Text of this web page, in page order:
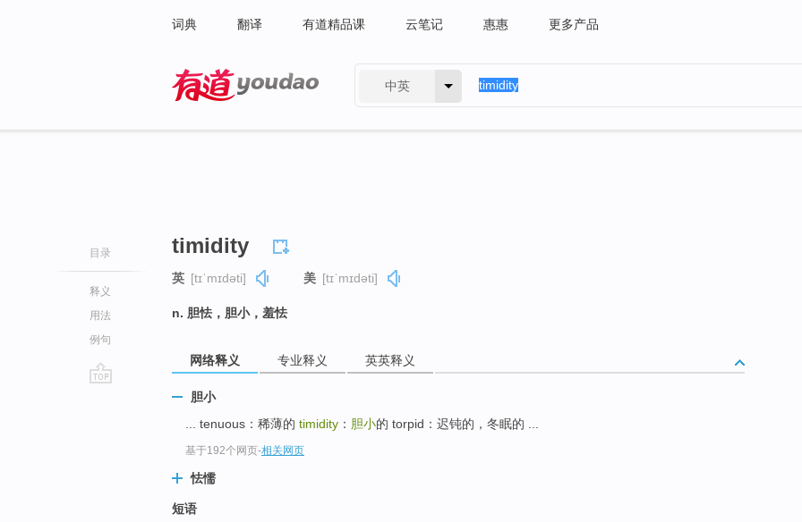
词典 翻译 有道精品课 云笔记 惠惠 更多产品
中英
目录
释义
用法
例句
timidity
英 [tɪˈmɪdəti] 美 [tɪˈmɪdəti]
n. 胆怯，胆小，羞怯
网络释义 专业释义 英英释义
胆小
... tenuous：稀薄的 timidity ： 胆小的 torpid：迟钝的，冬眠的 ...
基于192个网页-相关网页
怯懦
短语